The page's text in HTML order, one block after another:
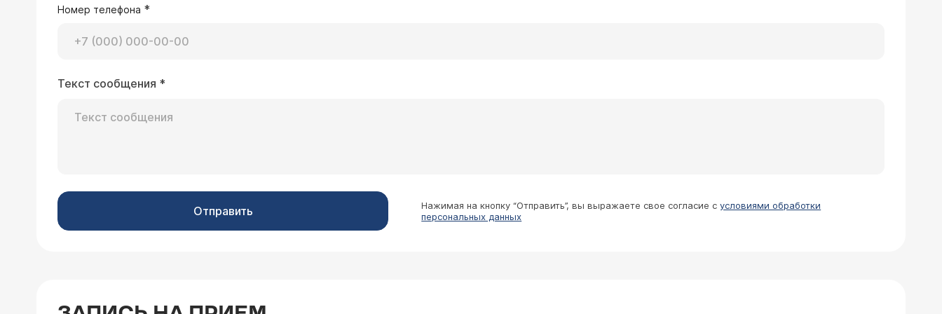
07.02.2008 Елена, 21 год, Новокузнецк
У моей сестры 5 лет назад признали "очаговую склеродермию", сейчас ей 14 лет. 3 года назад болезнь залечили, но сейчас
Моей маме поставили диагноз "системная склеродермия" и прописали таблетки "купринил" по 1 таблетке в день. После
Номер телефона *
Текст сообщения *
Отправить Нажимая на кнопку “Отправить”, вы выражаете свое согласие сусловиями обработки
персональных данных